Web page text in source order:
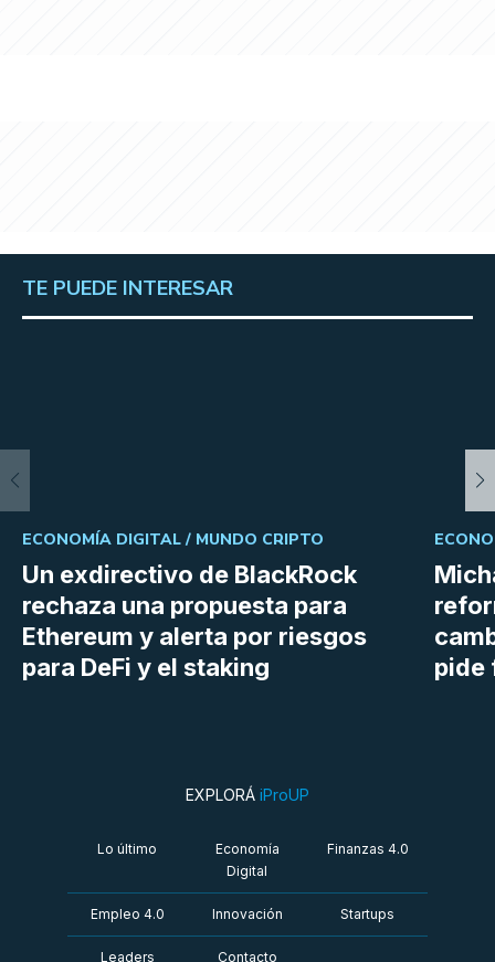
TE PUEDE INTERESAR
Un exdirectivo de BlackRock
rechaza una propuesta para
Ethereum y alerta por riesgos
para DeFi y el staking
ECONOMÍA DIGITAL / MUNDO CRIPTO
pide
EXPLORÁ iProUP
Lo último
Economía
Digital
Finanzas 4.0
Empleo 4.0 Innovación Startups
Leaders Contacto